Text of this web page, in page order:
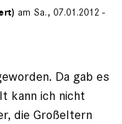
am Sa., 07.01.2012 -
Da gab es
kann ich nicht
die Großeltern